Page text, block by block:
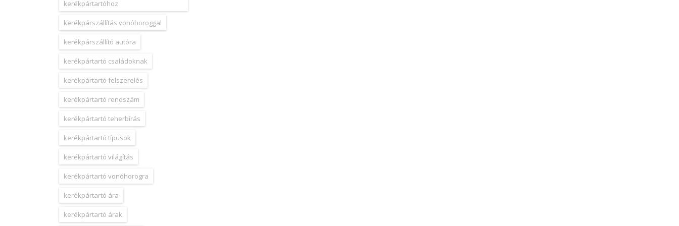
kerékpártartóhoz
kerékpárszállítás vonóhoroggal
kerékpárszállító autóra
kerékpártartó családoknak
kerékpártartó felszerelés
kerékpártartó rendszám
kerékpártartó teherbírás
kerékpártartó típusok
kerékpártartó világítás
kerékpártartó vonóhorogra
kerékpártartó ára
kerékpártartó árak